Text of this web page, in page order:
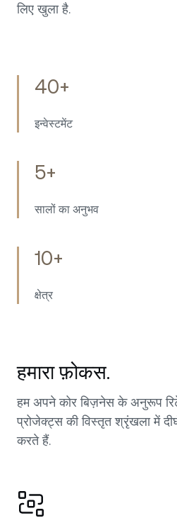
लिए खुला है.
40+
इन्वेस्टमेंट
5+
सालों का अनुभव
10+
क्षेत्र
हमारा फ़ोकस.
हम अपने कोर बिज़नेस के अनुरूप
प्रोजेक्ट्स की विस्तृत श्रृंखला में
करते हैं.